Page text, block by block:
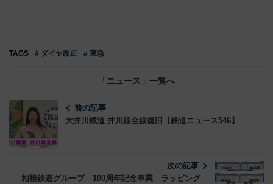
TAGS # ダイヤ改正 # 東急
「ニュース」一覧へ
前の記事
大井川鐡道 井川線全線復旧【鉄道ニュース546】
次の記事
相模鉄道グループ 100周年記念事業 ラッピング